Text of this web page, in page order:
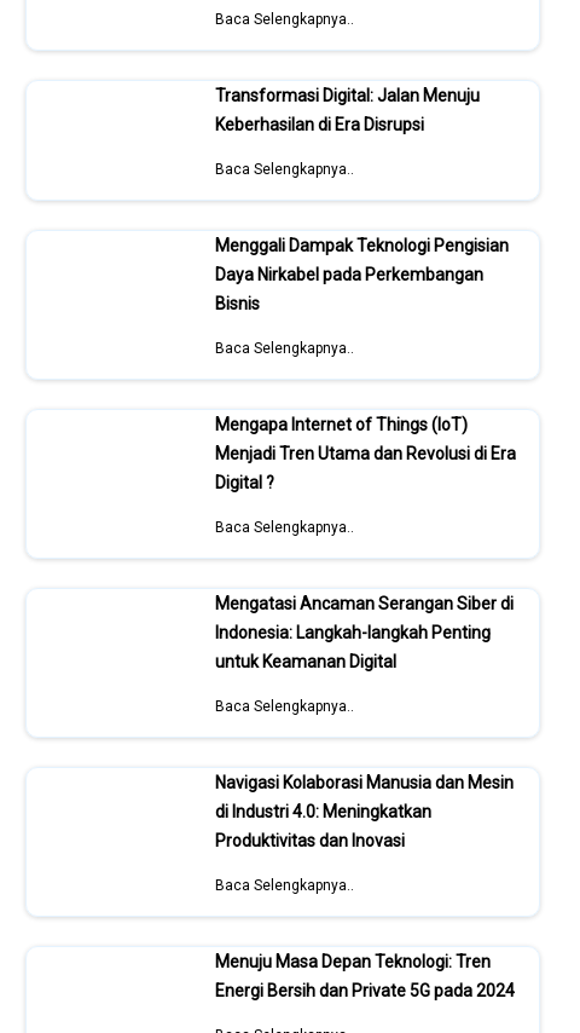
Baca Selengkapnya..
Transformasi Digital: Jalan Menuju
Keberhasilan di Era Disrupsi
Baca Selengkapnya..
Menggali Dampak Teknologi Pengisian
Daya Nirkabel pada Perkembangan
Bisnis
Baca Selengkapnya..
Mengapa Internet of Things (IoT)
Menjadi Tren Utama dan Revolusi di Era
Digital ?
Baca Selengkapnya..
Mengatasi Ancaman Serangan Siber di
Indonesia: Langkah-langkah Penting
untuk Keamanan Digital
Baca Selengkapnya..
Navigasi Kolaborasi Manusia dan Mesin
di Industri 4.0: Meningkatkan
Produktivitas dan Inovasi
Baca Selengkapnya..
Menuju Masa Depan Teknologi: Tren
Energi Bersih dan Private 5G pada 2024